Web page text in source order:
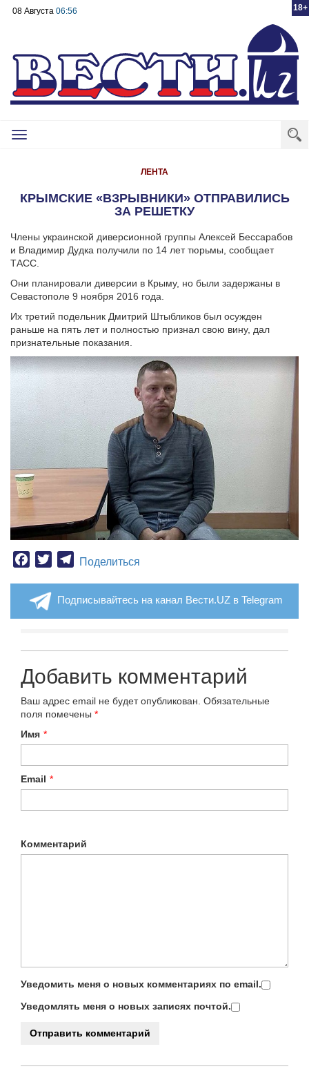
18+
08 Августа 06:56
Toggle
ЛЕНТА
КРЫМСКИЕ «ВЗРЫВНИКИ» ОТПРАВИЛИСЬ
ЗА РЕШЕТКУ
Члены украинской диверсионной группы Алексей Бессарабов
и Владимир Дудка получили по 14 лет тюрьмы, сообщает
ТАСС.
Они планировали диверсии в Крыму, но были задержаны в
Севастополе 9 ноября 2016 года.
Их третий подельник Дмитрий Штыбликов был осужден
раньше на пять лет и полностью признал свою вину, дал
признательные показания.
Facebook
TwitterTelegram
Поделиться
Подписывайтесь на канал Вести.UZ в Telegram
Добавить комментарий
Ваш адрес email не будет опубликован. Обязательные
поля помечены *
Имя *
Email *
Комментарий
Уведомить меня о новых комментариях по email.
Уведомлять меня о новых записях почтой.